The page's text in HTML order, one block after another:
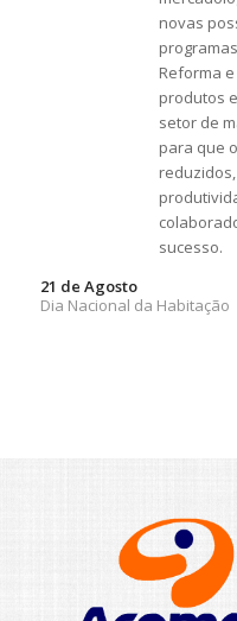
novas
Reforma
produtos
setor de
para que
sucesso.
21 de Agosto
Dia Nacional da Habitação